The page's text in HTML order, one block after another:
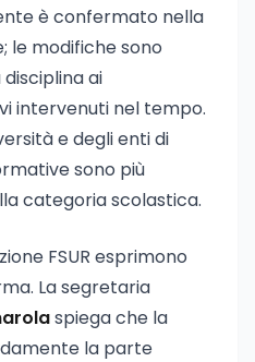
è confermato nella
le modifiche sono
ai
intervenuti nel tempo.
e degli enti di
sono più
categoria scolastica.
FSUR esprimono
La segretaria
spiega che la
la parte